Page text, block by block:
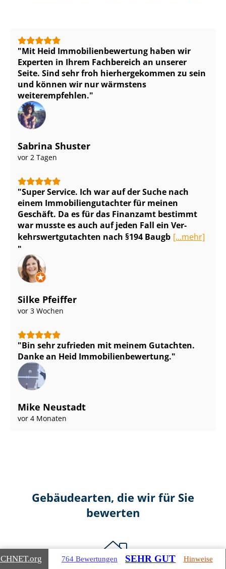
Mit Heid Im­mo­bi­li­en­be­wer­tung haben wir
Experten in Ihrem Fachbereich an unserer
Seite. Sind sehr froh hierhergekommen zu sein
und können wir nur wärmstens
weiterempfehlen.
Sabrina Shuster
vor 2 Tagen
Super Service. Ich war auf der Suche nach
einem Im­mo­bi­li­en­gut­ach­ter für meinen
Geschäft. Da es für das Finanzamt bestimmt
war musste es auch auf jeden Fall ein Ver­
kehrs­wert­gut­ach­ten nach §194 Baugb [...mehr]
Silke Pfeiffer
vor 3 Wochen
Bin sehr zufrieden mit meinem Gutachten.
Danke an Heid Im­mo­bi­li­en­be­wer­tung.
Mike Neustadt
vor 4 Monaten
Gebäudearten, die wir für Sie
bewerten
.org 764 Bewertungen SEHR GUT Hinweise